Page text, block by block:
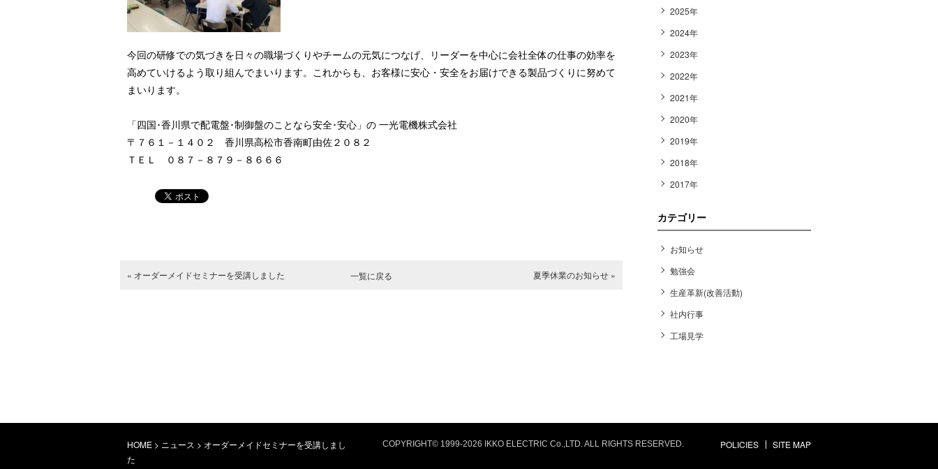
今回の研修での気づきを日々の職場づくりやチームの元気につなげ、リーダーを中心に会社全体の仕事の効率を
高めていけるよう取り組んでまいります。これからも、お客様に安心・安全をお届けできる製品づくりに努めて
まいります。
「四国･香川県で配電盤･制御盤のことなら安全･安心」の 一光電機株式会社
〒７６１－１４０２ 香川県高松市香南町由佐２０８２
ＴＥＬ ０８７－８７９－８６６６
« オーダーメイドセミナーを受講しました 夏季休業のお知らせ »
一覧に戻る
2025年
2024年
2023年
2022年
2021年
2020年
2019年
2018年
2017年
カテゴリー
お知らせ
勉強会
生産革新(改善活動)
社内行事
工場見学
HOME > ニュース > オーダーメイドセミナーを受講しまし
た
POLICIES SITE MAP
COPYRIGHT© 1999-2026 IKKO ELECTRIC Co.,LTD. ALL RIGHTS RESERVED.